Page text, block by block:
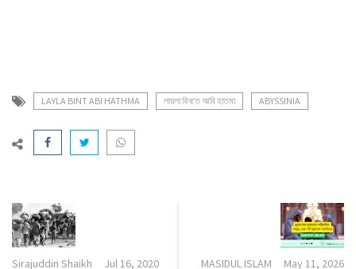
LAYLA BINT ABI HATHMA লায়লা বিনতে আবি হাতমা ABYSSINIA
Sirajuddin Shaikh Jul 16, 2020 MASIDUL ISLAM May 11, 2026